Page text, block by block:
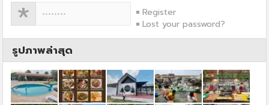
Register
Lost your password?
รูปภาพล่าสุด